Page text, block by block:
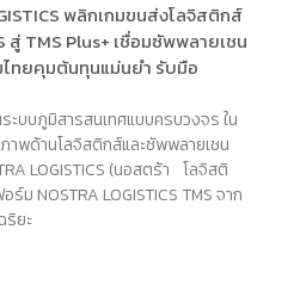
พลิกเกมขนส่งโลจิสติกส์
TMS Plus+ เชื่อมซัพพลายเชน
ทยคุมต้นทุนแม่นยำ รับมือ
ะบบภูมิสารสนเทศแบบครบวงจร ใน
าพด้านโลจิสติกส์และซัพพลายเชน
LOGISTICS (นอสตร้า โลจิสติ
NOSTRA LOGISTICS TMS จาก
ยะ